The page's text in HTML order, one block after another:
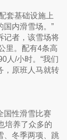
套基础设施上
国内滑雪场。”
记者，该雪场将
里。配有4条高
人/小时。“我们
，原班人马就转
国性滑雪比赛
培养了众多的
、冬季两项、跳